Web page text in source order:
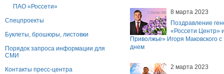
ПАО «Россети»
Спецпроекты
Буклеты, брошюры, листовки
Порядок запроса информации для
СМИ
Контакты пресс-центра
8 марта 2023
Поздравление
«Россети Центр»
Приволжье» Игоря Маковского
днем
2 марта 2023